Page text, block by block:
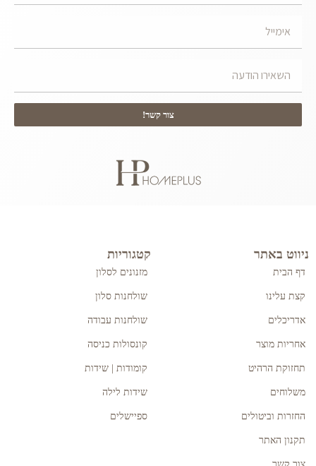
צור קשר!
ניווט באתר
דף הבית
קצת עלינו
אדריכלים
אחריות מוצר
תחזוקת הרהיט
משלוחים
החזרות וביטולים
תקנון האתר
קטגוריות
מזנונים לסלון
שולחנות סלון
שולחנות עבודה
קונסולות כניסה
קומודות | שידות
שידות לילה
ספיישלים